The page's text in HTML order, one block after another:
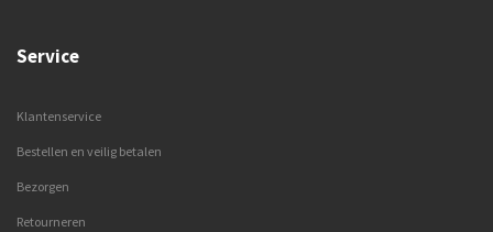
Service
Klantenservice
Bestellen en veilig betalen
Bezorgen
Retourneren